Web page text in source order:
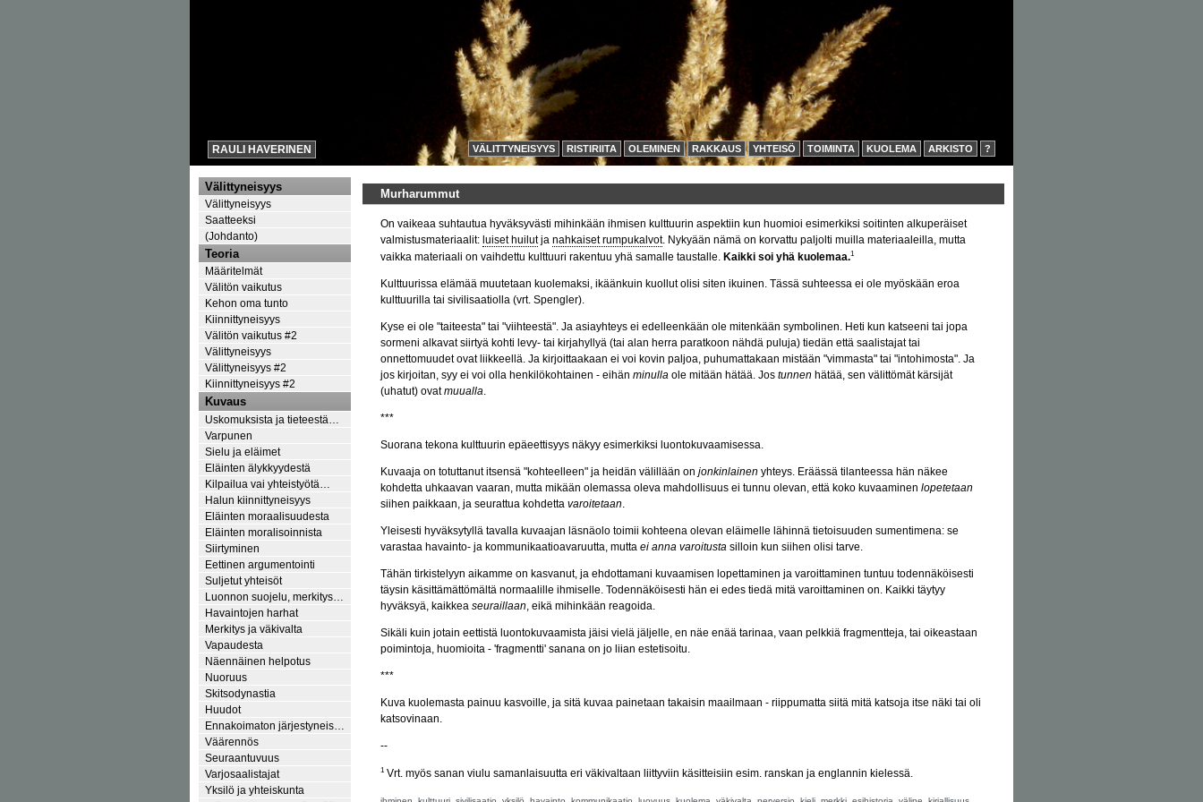
RAULI HAVERINEN VÄLITTYNEISYYS RISTIRIITA OLEMINEN RAKKAUS YHTEISÖ TOIMINTA KUOLEMA ARKISTO ?
Murharummut
On vaikeaa suhtautua hyväksyvästi mihinkään ihmisen kulttuurin aspektiin kun huomioi esimerkiksi soitinten alkuperäiset
valmistusmateriaalit: luiset huilutja nahkaiset rumpukalvot. Nykyään nämä on korvattu paljolti muilla materiaaleilla, mutta
vaikka materiaali on vaihdettu kulttuuri rakentuu yhä samalle taustalle. Kaikki soi yhä kuolemaa.1
Kulttuurissa elämää muutetaan kuolemaksi, ikäänkuin kuollut olisi siten ikuinen. Tässä suhteessa ei ole myöskään eroa
kulttuurilla tai sivilisaatiolla (vrt. Spengler).
Kyse ei ole "taiteesta" tai "viihteestä". Ja asiayhteys ei edelleenkään ole mitenkään symbolinen. Heti kun katseeni tai jopa
sormeni alkavat siirtyä kohti levy- tai kirjahyllyä (tai alan herra paratkoon nähdä puluja) tiedän että saalistajat tai
onnettomuudet ovat liikkeellä. Ja kirjoittaakaan ei voi kovin paljoa, puhumattakaan mistään "vimmasta" tai "intohimosta". Ja
jos kirjoitan, syy ei voi olla henkilökohtainen - eihän minulla ole mitään hätää. Jos tunnen hätää, sen välittömät kärsijät
(uhatut) ovatmuualla.
***
Suorana tekona kulttuurin epäeettisyys näkyy esimerkiksi luontokuvaamisessa.
Kuvaaja on totuttanut itsensä "kohteelleen" ja heidän välillään on jonkinlainen yhteys. Eräässä tilanteessa hän näkee
kohdetta uhkaavan vaaran, mutta mikään olemassa oleva mahdollisuus ei tunnu olevan, että koko kuvaaminen lopetetaan
siihen paikkaan, ja seurattua kohdetta varoitetaan.
Yleisesti hyväksytyllä tavalla kuvaajan läsnäolo toimii kohteena olevan eläimelle lähinnä tietoisuuden sumentimena: se
varastaa havainto- ja kommunikaatioavaruutta, mutta ei anna varoitusta silloin kun siihen olisi tarve.
Tähän tirkistelyyn aikamme on kasvanut, ja ehdottamani kuvaamisen lopettaminen ja varoittaminen tuntuu todennäköisesti
täysin käsittämättömältä normaalille ihmiselle. Todennäköisesti hän ei edes tiedä mitä varoittaminen on. Kaikki täytyy
hyväksyä, kaikkea seuraillaan, eikä mihinkään reagoida.
Sikäli kuin jotain eettistä luontokuvaamista jäisi vielä jäljelle, en näe enää tarinaa, vaan pelkkiä fragmentteja, tai oikeastaan
poimintoja, huomioita - 'fragmentti' sanana on jo liian estetisoitu.
***
Kuva kuolemasta painuu kasvoille, ja sitä kuvaa painetaan takaisin maailmaan - riippumatta siitä mitä katsoja itse näki tai oli
katsovinaan.
--
1 Vrt. myös sanan viulu samanlaisuutta eri väkivaltaan liittyviin käsitteisiin esim. ranskan ja englannin kielessä.
Välittyneisyys
Välittyneisyys
Saatteeksi
(Johdanto)
Teoria
Määritelmät
Välitön vaikutus
Kehon oma tunto
Kiinnittyneisyys
Välitön vaikutus #2
Välittyneisyys
Välittyneisyys #2
Kiinnittyneisyys #2
Kuvaus
Uskomuksista ja tieteestä…
Varpunen
Sielu ja eläimet
Eläinten älykkyydestä
Kilpailua vai yhteistyötä…
Halun kiinnittyneisyys
Eläinten moraalisuudesta
Eläinten moralisoinnista
Siirtyminen
Eettinen argumentointi
Suljetut yhteisöt
Luonnon suojelu, merkitys…
Havaintojen harhat
Merkitys ja väkivalta
Vapaudesta
Näennäinen helpotus
Nuoruus
Skitsodynastia
Huudot
Ennakoimaton järjestyneis…
Väärennös
Seuraantuvuus
Varjosaalistajat
Yksilö ja yhteiskunta